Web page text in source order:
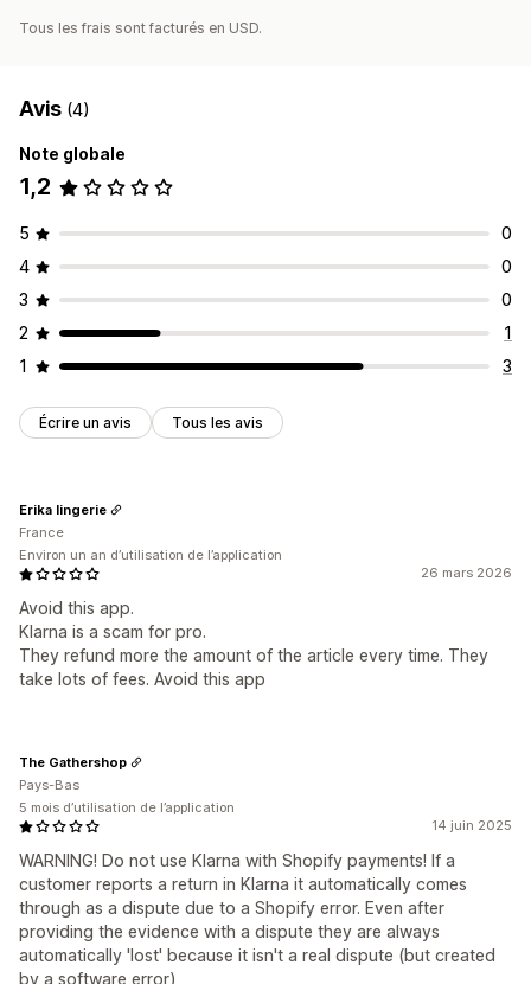
Tous les frais sont facturés en USD.
Avis (4)
Note globale
1,2
5
0
4
0
3
0
2
1
1
3
Écrire un avis Tous les avis
26 mars 2026
Avoid this app.
Klarna is a scam for pro.
They refund more the amount of the article every time. They
take lots of fees. Avoid this app
Erika lingerie
France
Environ un an d’utilisation de l’application
14 juin 2025
WARNING! Do not use Klarna with Shopify payments! If a
customer reports a return in Klarna it automatically comes
through as a dispute due to a Shopify error. Even after
providing the evidence with a dispute they are always
automatically 'lost' because it isn't a real dispute (but created
by a software error)
The Gathershop
Pays-Bas
5 mois d’utilisation de l’application